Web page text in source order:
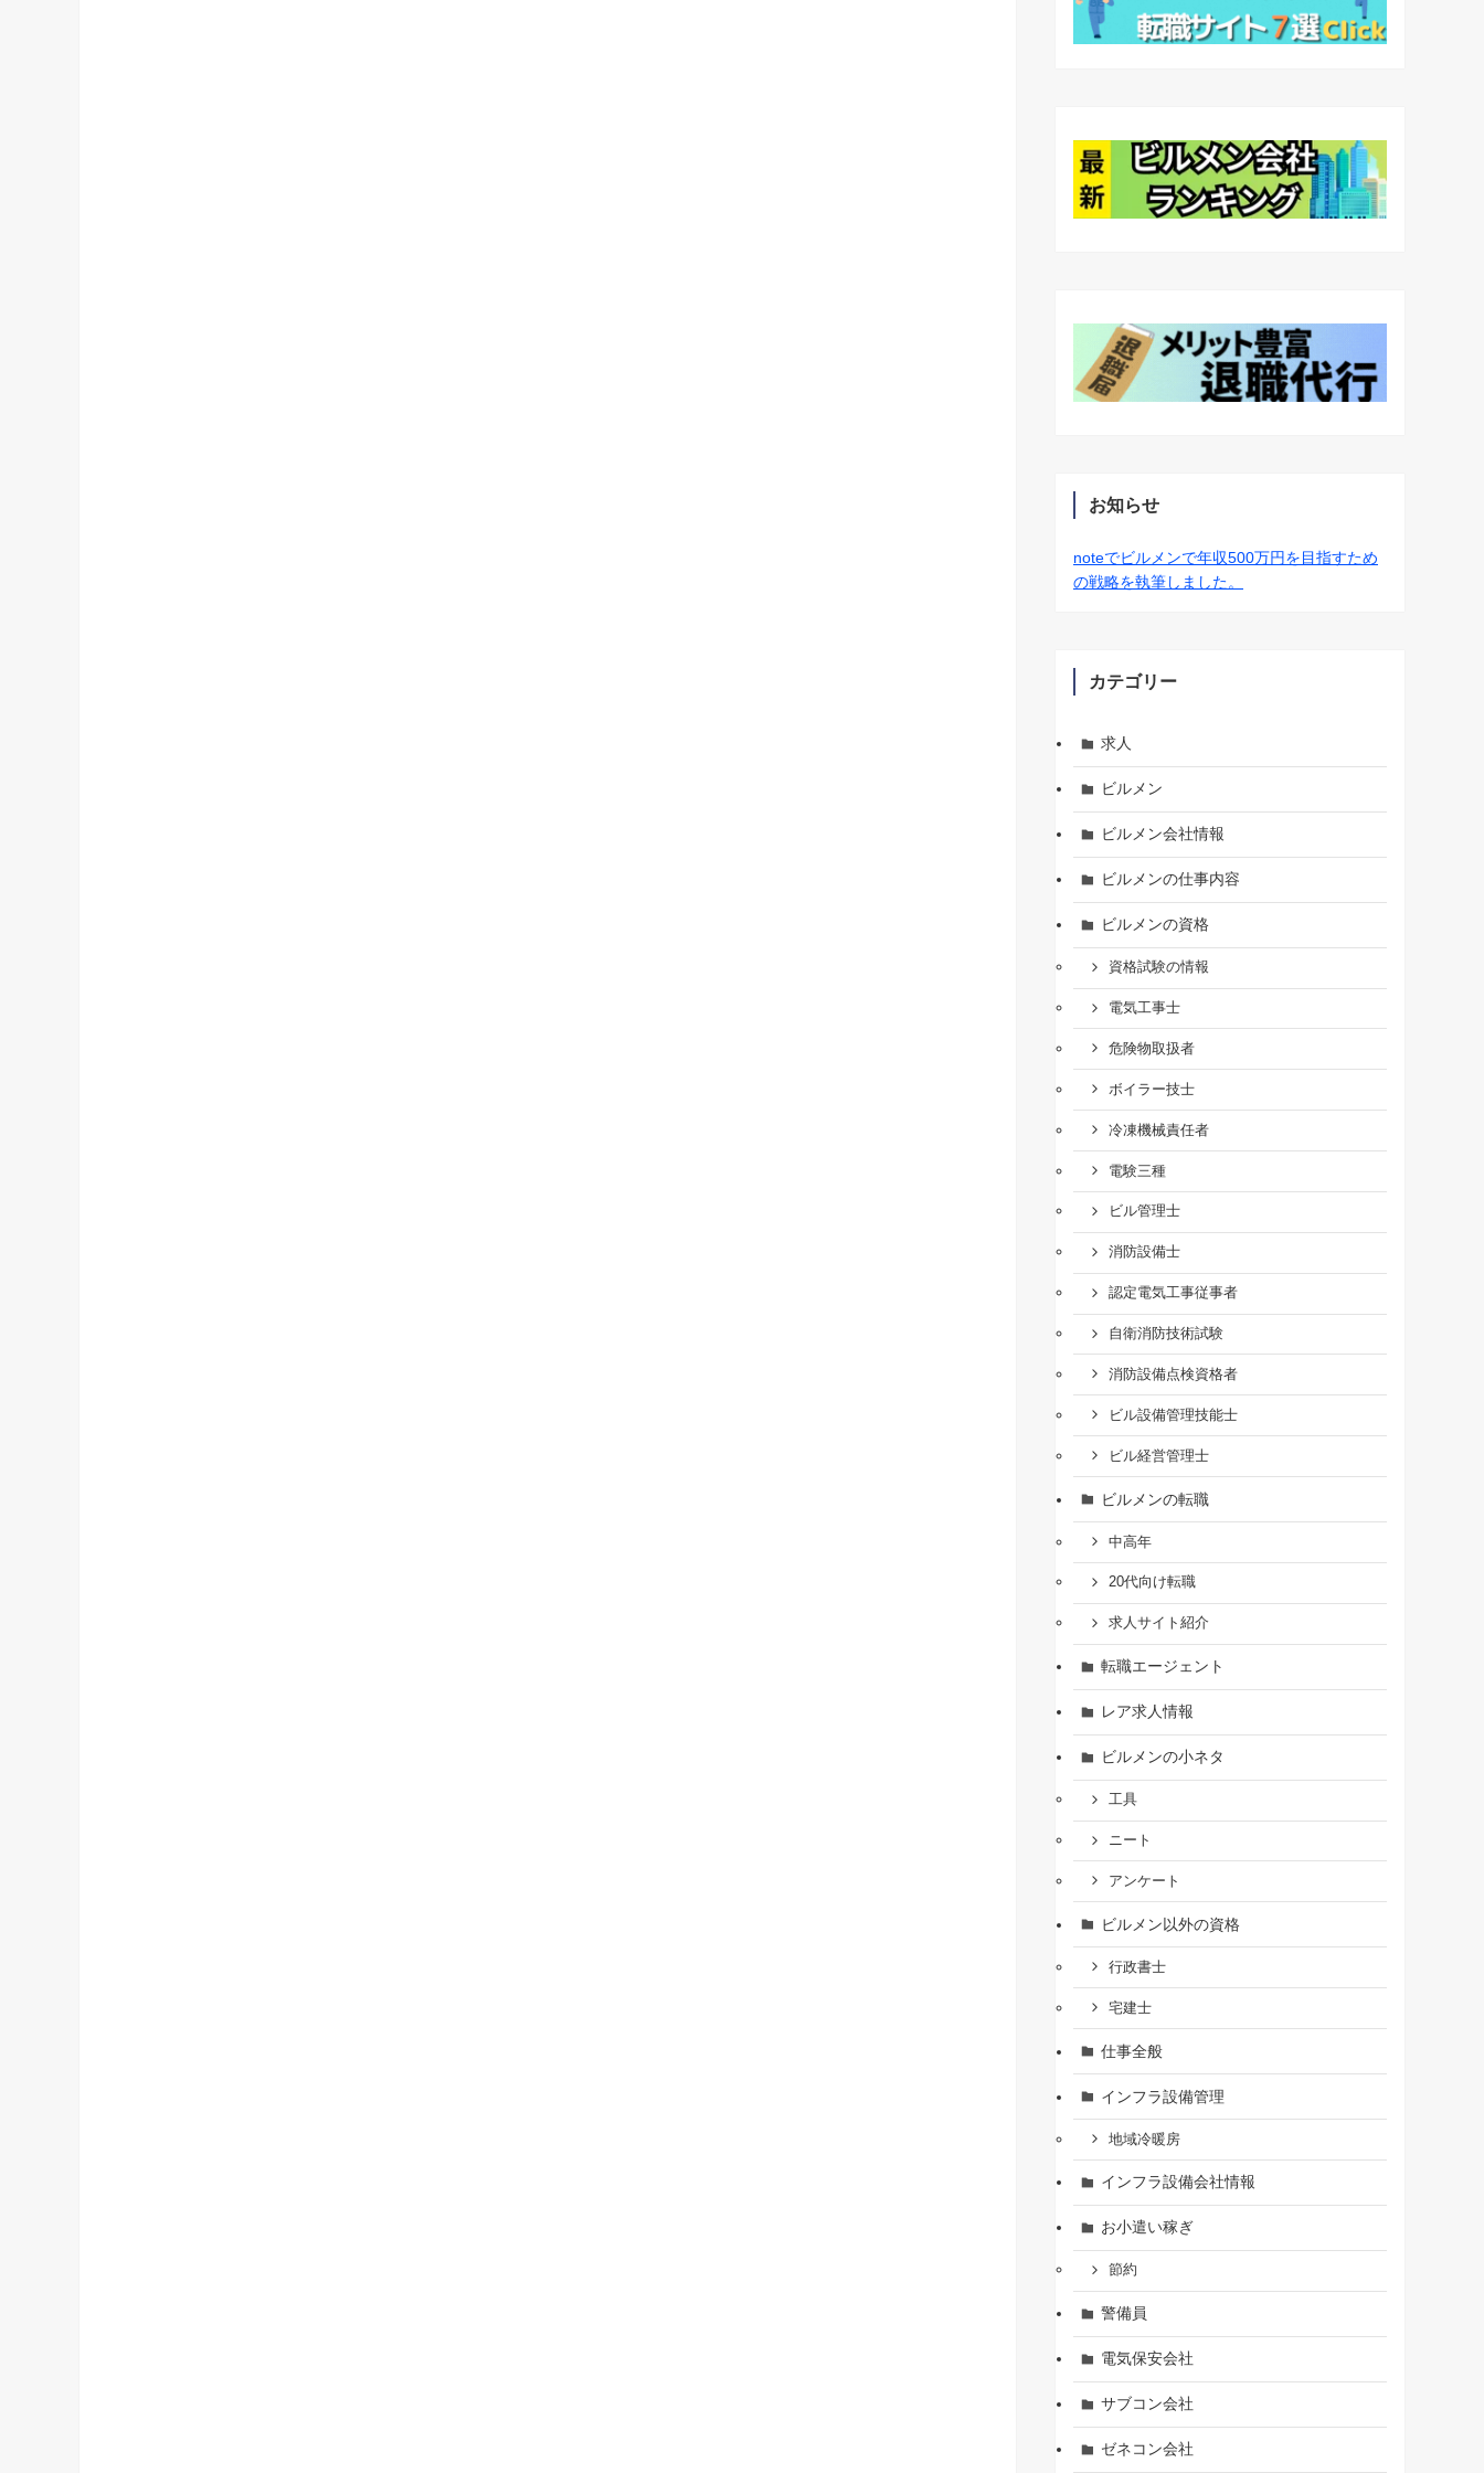
お知らせ
noteでビルメンで年収500万円を目指すため
の戦略を執筆しました。
カテゴリー
求人
ビルメン
ビルメン会社情報
ビルメンの仕事内容
ビルメンの資格
資格試験の情報
電気工事士
危険物取扱者
ボイラー技士
冷凍機械責任者
電験三種
ビル管理士
消防設備士
認定電気工事従事者
自衛消防技術試験
消防設備点検資格者
ビル設備管理技能士
ビル経営管理士
ビルメンの転職
中高年
20代向け転職
求人サイト紹介
転職エージェント
レア求人情報
ビルメンの小ネタ
工具
ニート
アンケート
ビルメン以外の資格
行政書士
宅建士
仕事全般
インフラ設備管理
地域冷暖房
インフラ設備会社情報
お小遣い稼ぎ
節約
警備員
電気保安会社
サブコン会社
ゼネコン会社